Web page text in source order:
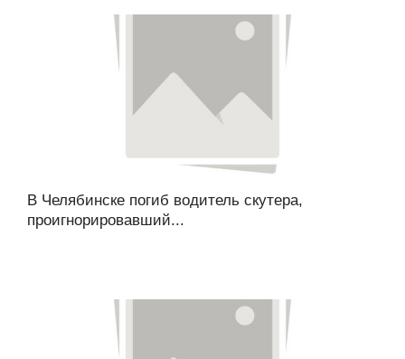
В Челябинске погиб водитель скутера,
проигнорировавший...